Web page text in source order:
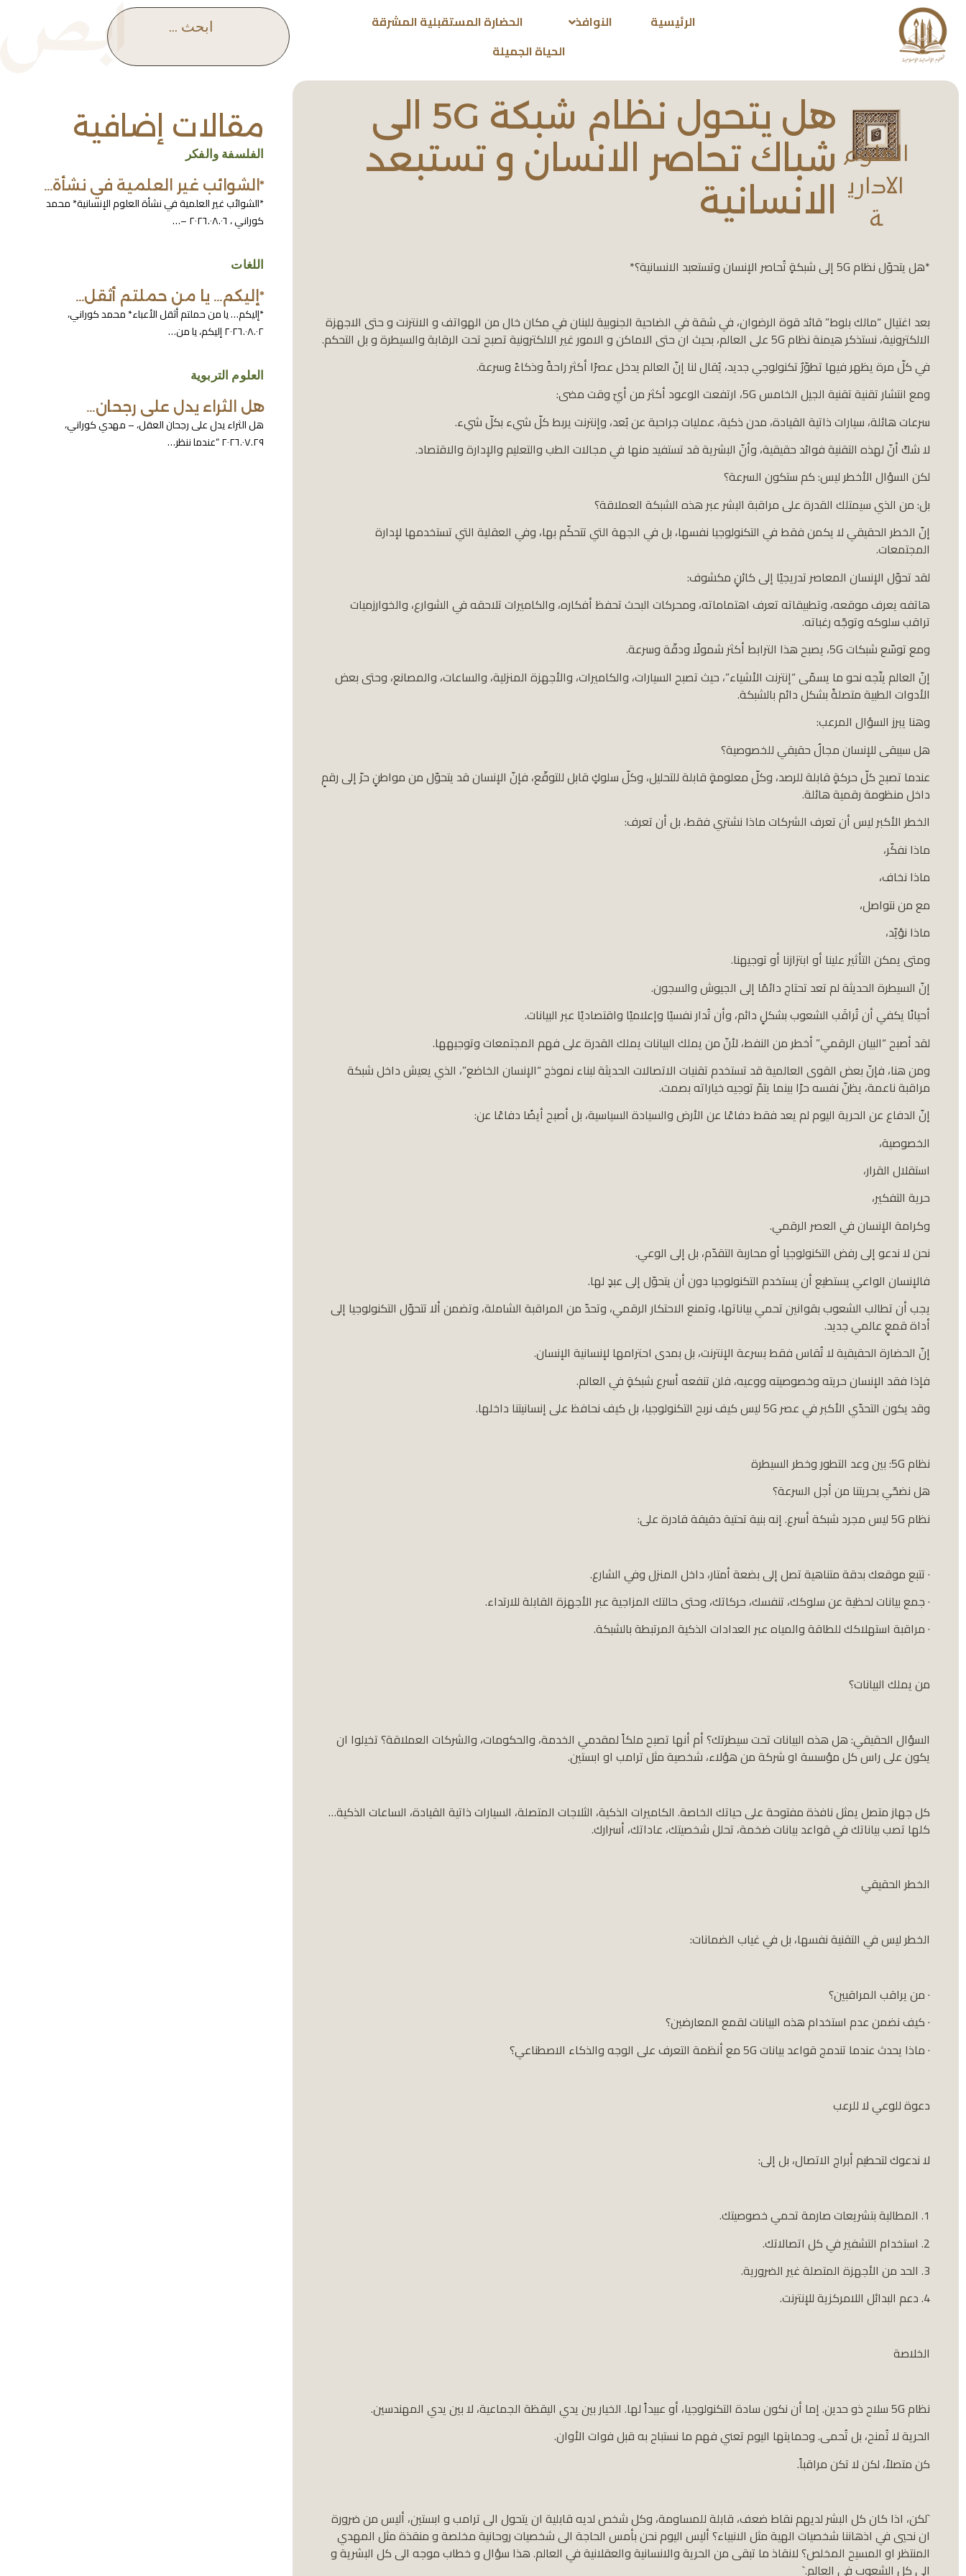
الرئيسية النوافذ
الحضارة المستقبلية المشرقة
الحياة الجميلة
ابحث ...
العلوم
الاداري
ة
هل يتحول نظام شبكة 5G الى
شباك تحاصر الانسان و تستبعد
الانسانية
*هل يتحوّل نظام 5G إلى شبكةٍ تُحاصر الإنسان وتستعبد الانسانية؟*
بعد اغتيال “مالك بلوط” قائد قوة الرضوان، في شقة في الضاحية الجنوبية للبنان في مكان خال من الهواتف و الانترنت و حتى الاجهزة
الالكترونية، نستذكر هيمنة نظام 5G على العالم، بحيث ان حتى الاماكن و الامور غير الالكترونية تصبح تحت الرقابة والسيطرة و بل التحكم.
في كلّ مرة يظهر فيها تطوّرٌ تكنولوجي جديد، يُقال لنا إنّ العالم يدخل عصرًا أكثر راحةً وذكاءً وسرعة.
ومع انتشار تقنية تقنية الجيل الخامس 5G، ارتفعت الوعود أكثر من أيّ وقت مضى:
سرعات هائلة، سيارات ذاتية القيادة، مدن ذكية، عمليات جراحية عن بُعد، وإنترنت يربط كلّ شيء بكلّ شيء.
لا شكّ أنّ لهذه التقنية فوائد حقيقية، وأنّ البشرية قد تستفيد منها في مجالات الطب والتعليم والإدارة والاقتصاد.
لكن السؤال الأخطر ليس: كم ستكون السرعة؟
بل: من الذي سيمتلك القدرة على مراقبة البشر عبر هذه الشبكة العملاقة؟
إنّ الخطر الحقيقي لا يكمن فقط في التكنولوجيا نفسها، بل في الجهة التي تتحكّم بها، وفي العقلية التي تستخدمها لإدارة
المجتمعات.
لقد تحوّل الإنسان المعاصر تدريجيًا إلى كائنٍ مكشوف:
هاتفه يعرف موقعه، وتطبيقاته تعرف اهتماماته، ومحركات البحث تحفظ أفكاره، والكاميرات تلاحقه في الشوارع، والخوارزميات
تراقب سلوكه وتوجّه رغباته.
ومع توسّع شبكات 5G، يصبح هذا الترابط أكثر شمولًا ودقّة وسرعة.
إنّ العالم يتّجه نحو ما يسمّى “إنترنت الأشياء”، حيث تصبح السيارات، والكاميرات، والأجهزة المنزلية، والساعات، والمصانع، وحتى بعض
الأدوات الطبية متصلةً بشكل دائم بالشبكة.
وهنا يبرز السؤال المرعب:
هل سيبقى للإنسان مجالٌ حقيقي للخصوصية؟
عندما تصبح كلّ حركةٍ قابلة للرصد، وكلّ معلومةٍ قابلة للتحليل، وكلّ سلوكٍ قابل للتوقّع، فإنّ الإنسان قد يتحوّل من مواطنٍ حرّ إلى رقمٍ
داخل منظومة رقمية هائلة.
الخطر الأكبر ليس أن تعرف الشركات ماذا نشتري فقط، بل أن تعرف:
ماذا نفكّر،
ماذا نخاف،
مع من نتواصل،
ماذا نؤيّد،
ومتى يمكن التأثير علينا أو ابتزازنا أو توجيهنا.
إنّ السيطرة الحديثة لم تعد تحتاج دائمًا إلى الجيوش والسجون.
أحيانًا يكفي أن تُراقَب الشعوب بشكلٍ دائم، وأن تُدار نفسيًا وإعلاميًا واقتصاديًا عبر البيانات.
لقد أصبح “البيان الرقمي” أخطر من النفط، لأنّ من يملك البيانات يملك القدرة على فهم المجتمعات وتوجيهها.
ومن هنا، فإنّ بعض القوى العالمية قد تستخدم تقنيات الاتصالات الحديثة لبناء نموذج “الإنسان الخاضع”، الذي يعيش داخل شبكة
مراقبة ناعمة، يظنّ نفسه حرًا بينما يتمّ توجيه خياراته بصمت.
إنّ الدفاع عن الحرية اليوم لم يعد فقط دفاعًا عن الأرض والسيادة السياسية، بل أصبح أيضًا دفاعًا عن:
الخصوصية،
استقلال القرار،
حرية التفكير،
وكرامة الإنسان في العصر الرقمي.
نحن لا ندعو إلى رفض التكنولوجيا أو محاربة التقدّم، بل إلى الوعي.
فالإنسان الواعي يستطيع أن يستخدم التكنولوجيا دون أن يتحوّل إلى عبدٍ لها.
يجب أن تطالب الشعوب بقوانين تحمي بياناتها، وتمنع الاحتكار الرقمي، وتحدّ من المراقبة الشاملة، وتضمن ألا تتحوّل التكنولوجيا إلى
أداة قمعٍ عالمي جديد.
إنّ الحضارة الحقيقية لا تُقاس فقط بسرعة الإنترنت، بل بمدى احترامها لإنسانية الإنسان.
فإذا فقد الإنسان حريته وخصوصيته ووعيه، فلن تنفعه أسرع شبكةٍ في العالم.
وقد يكون التحدّي الأكبر في عصر 5G ليس كيف نربح التكنولوجيا، بل كيف نحافظ على إنسانيتنا داخلها.
نظام 5G: بين وعد التطور وخطر السيطرة
هل نضحّي بحريتنا من أجل السرعة؟
نظام 5G ليس مجرد شبكة أسرع. إنه بنية تحتية دقيقة قادرة على:
· تتبع موقعك بدقة متناهية تصل إلى بضعة أمتار، داخل المنزل وفي الشارع.
· جمع بيانات لحظية عن سلوكك، تنفسك، حركاتك، وحتى حالتك المزاجية عبر الأجهزة القابلة للارتداء.
· مراقبة استهلاكك للطاقة والمياه عبر العدادات الذكية المرتبطة بالشبكة.
من يملك البيانات؟
السؤال الحقيقي: هل هذه البيانات تحت سيطرتك؟ أم أنها تصبح ملكاً لمقدمي الخدمة، والحكومات، والشركات العملاقة؟ تخيلوا ان
يكون على راس كل مؤسسة او شركة من هؤلاء، شخصية مثل ترامب او ابستين.
كل جهاز متصل يمثل نافذة مفتوحة على حياتك الخاصة. الكاميرات الذكية، الثلاجات المتصلة، السيارات ذاتية القيادة، الساعات الذكية…
كلها تصب بياناتك في قواعد بيانات ضخمة، تحلل شخصيتك، عاداتك، أسرارك.
الخطر الحقيقي
الخطر ليس في التقنية نفسها، بل في غياب الضمانات:
· من يراقب المراقبين؟
· كيف نضمن عدم استخدام هذه البيانات لقمع المعارضين؟
· ماذا يحدث عندما تندمج قواعد بيانات 5G مع أنظمة التعرف على الوجه والذكاء الاصطناعي؟
دعوة للوعي لا للرعب
لا ندعوك لتحطيم أبراج الاتصال، بل إلى:
1. المطالبة بتشريعات صارمة تحمي خصوصيتك.
2. استخدام التشفير في كل اتصالاتك.
3. الحد من الأجهزة المتصلة غير الضرورية.
4. دعم البدائل اللامركزية للإنترنت.
الخلاصة
نظام 5G سلاح ذو حدين. إما أن نكون سادة التكنولوجيا، أو عبيداً لها. الخيار بين يدي اليقظة الجماعية، لا بين يدي المهندسين.
الحرية لا تُمنح، بل تُحمى. وحمايتها اليوم تعني فهم ما نستباح به قبل فوات الأوان.
كن متصلاً، لكن لا تكن مراقباً.
`لكن، اذا كان كل البشر لديهم نقاط ضعف، قابلة للمساومة، وكل شخص لديه قابلية ان يتحول الى ترامب و ابستين، أليس من ضرورة
ان نحيي في اذهاننا شخصيات الهية مثل الانبياء؟ أليس اليوم نحن بأمس الحاجة الى شخصيات روحانية مخلصة و منقذة مثل المهدي
المنتظر او المسيح المخلص؟ لانقاذ ما تبقى من الحرية والانسانية والعقلانية في العالم. هذا سؤال و خطاب موجه الى كل البشرية و
الى كل الشعوب في العالم.`
مقالات إضافية
الفلسفة والفكر
*الشوائب غير العلمية في نشأة…
*الشوائب غير العلمية في نشأة العلوم الإنسانية* محمد
كوراني ، ٢٠٢٦.٠٨.٠٦ –…
اللغات
*إليكم… يا من حملتم أثقل…
*إليكم… يا من حملتم أثقل الأعباء* محمد كوراني،
٢٠٢٦.٠٨.٠٢ إليكم، يا من…
العلوم التربوية
هل الثراء يدل على رجحان…
هل الثراء يدل على رجحان العقل، – مهدي كوراني،
٢٠٢٦.٠٧.٢٩ “عندما ننظر…